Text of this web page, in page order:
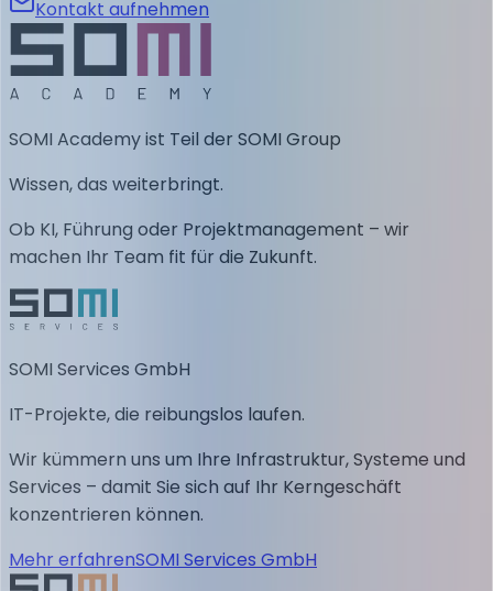
Kontakt aufnehmen
SOMI Academy ist Teil der SOMI Group
Wissen, das weiterbringt.
Ob KI, Führung oder Projektmanagement – wir
machen Ihr Team fit für die Zukunft.
SOMI Services GmbH
IT-Projekte, die reibungslos laufen.
Wir kümmern uns um Ihre Infrastruktur, Systeme und
Services – damit Sie sich auf Ihr Kerngeschäft
konzentrieren können.
Mehr erfahrenSOMI Services GmbH